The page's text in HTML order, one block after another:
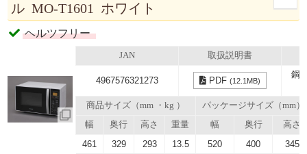
ル MO-T1601 ホワイト
ヘルツフリー
JAN 取扱説明書
4967576321273 PDF(12.1MB)
鋼
商品サイズ（mm ・kg ）
パッケージサイズ（mm）
幅
奥行 高さ 重量 幅 奥行 高さ
461 329 293 13.5 520 400 345